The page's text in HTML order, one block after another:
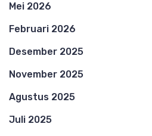
Mei 2026
Februari 2026
Desember 2025
November 2025
Agustus 2025
Juli 2025